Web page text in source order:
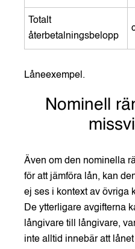
Totalt
återbetalningsbelopp
Låneexempel.
Nominell
Även om den nominella
för att jämföra lån, kan
ej ses i kontext av övriga
De ytterligare avgifterna
långivare till långivare,
inte alltid innebär att